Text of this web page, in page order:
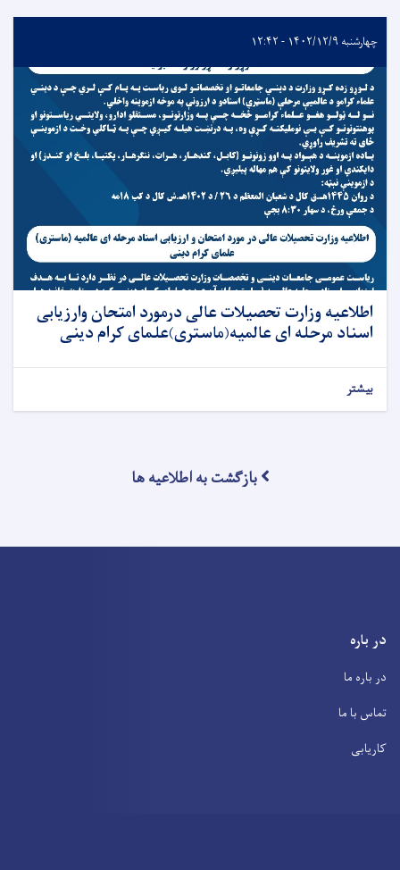
چهارشنبه ۱۴۰۲/۱۲/۹ - ۱۲:۴۲
اطلاعیه وزارت تحصیلات عالی درمورد امتحان وارزیابی
اسناد مرحله ای عالمیه(ماستری)علمای کرام دینی
بیشتر
بازگشت به اطلاعیه ها
در باره
در باره ما
تماس با ما
کاریابی